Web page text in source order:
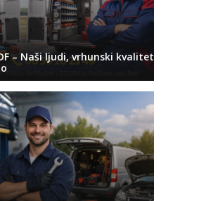
– Naši ljudi, vrhunski kvalitet